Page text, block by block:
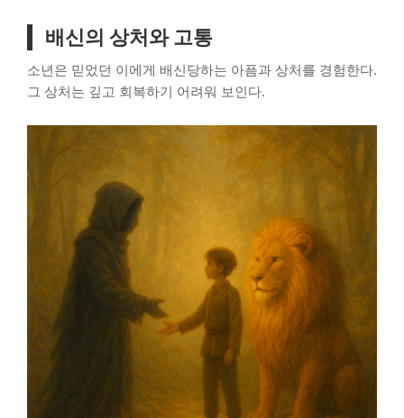
배신의 상처와 고통
소년은 믿었던 이에게 배신당하는 아픔과 상처를 경험한다.
그 상처는 깊고 회복하기 어려워 보인다.